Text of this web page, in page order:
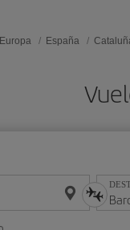
Europa España